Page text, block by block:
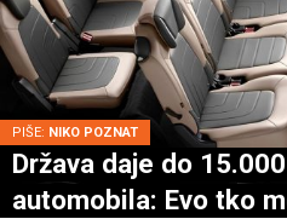
PIŠE: NIKO POZNAT
Država daje do
automobila: Evo tko